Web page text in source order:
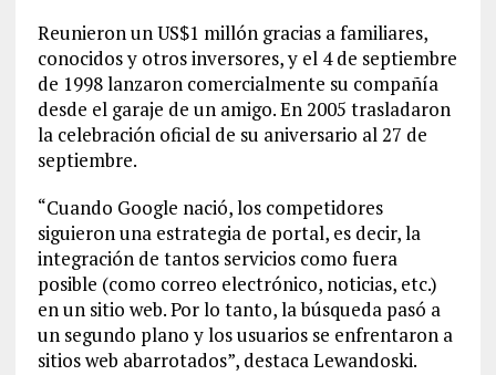
Reunieron un US$1 millón gracias a familiares,
conocidos y otros inversores, y el 4 de septiembre
de 1998 lanzaron comercialmente su compañía
desde el garaje de un amigo. En 2005 trasladaron
la celebración oficial de su aniversario al 27 de
septiembre.
“Cuando Google nació, los competidores
siguieron una estrategia de portal, es decir, la
integración de tantos servicios como fuera
posible (como correo electrónico, noticias, etc.)
en un sitio web. Por lo tanto, la búsqueda pasó a
un segundo plano y los usuarios se enfrentaron a
sitios web abarrotados”, destaca Lewandoski.